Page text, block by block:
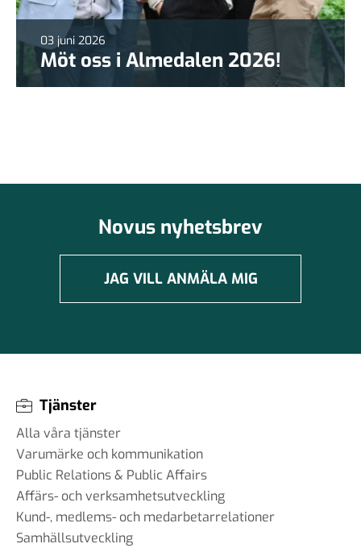
03 juni 2026
Möt oss i Almedalen 2026!
Novus nyhetsbrev
JAG VILL ANMÄLA MIG
Tjänster
Alla våra tjänster
Varumärke och kommunikation
Public Relations & Public Affairs
Affärs- och verksamhetsutveckling
Kund-, medlems- och medarbetarrelationer
Samhällsutveckling